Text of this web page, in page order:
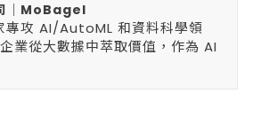
｜MoBagel
攻 AI/AutoML 和資料科學領
業從大數據中萃取價值，作為 AI